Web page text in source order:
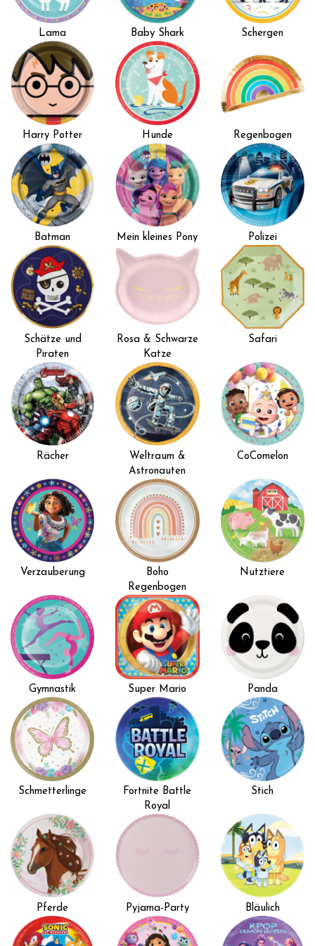
Lama Baby Shark Schergen
Harry Potter Hunde Regenbogen
Batman Mein kleines Pony Polizei
Schätze und
Piraten
Rosa & Schwarze
Katze
Safari
Rächer
Weltraum &
Astronauten
CoComelon
Verzauberung
Boho
Regenbogen
Nutztiere
Gymnastik Super Mario Panda
Schmetterlinge
Fortnite Battle
Royal
Stich
Pferde Pyjama-Party Bläulich